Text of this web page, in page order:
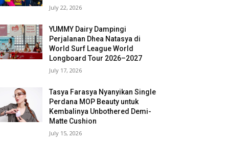
July 22, 2026
YUMMY Dairy Dampingi
Perjalanan Dhea Natasya di
World Surf League World
Longboard Tour 2026–2027
July 17, 2026
Tasya Farasya Nyanyikan Single
Perdana MOP Beauty untuk
Kembalinya Unbothered Demi-
Matte Cushion
July 15, 2026